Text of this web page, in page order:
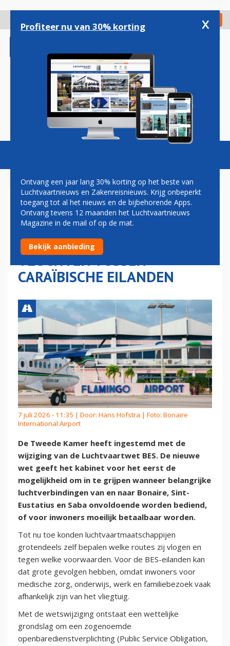
gaan
Check in
Magazine Podcasts Vacatures
TWEEDE KAMER GEEFT
GROEN LICHT VOOR
INGRIJPEN BIJ DURE
VLUCHTEN TUSSEN
CARAÏBISCHE EILANDEN
7 juli 2026 - 11:35 | Door: Hans Hofstra | Foto: Bonaire
International Airport
De Tweede Kamer heeft ingestemd met de
wijziging van de Luchtvaartwet BES. De nieuwe
wet geeft het kabinet voor het eerst de
mogelijkheid om in te grijpen wanneer belangrijke
luchtverbindingen van en naar Bonaire, Sint-
Eustatius en Saba onvoldoende worden bediend,
of voor inwoners moeilijk betaalbaar worden.
Tot nu toe konden luchtvaartmaatschappijen
grotendeels zelf bepalen welke routes zij vlogen en
tegen welke voorwaarden. Voor de BES-eilanden kan
dat grote gevolgen hebben, omdat inwoners voor
medische zorg, onderwijs, werk en familiebezoek vaak
afhankelijk zijn van het vliegtuig.
Met de wetswijziging ontstaat een wettelijke
grondslag om een zogenoemde
openbaredienstverplichting (Public Service Obligation,
Profiteer nu van 30% korting x
Ontvang een jaar lang 30% korting op het beste van
Luchtvaartnieuws en Zakenreisnieuws. Krijg onbeperkt
toegang tot al het nieuws en de bijbehorende Apps.
Ontvang tevens 12 maanden het Luchtvaartnieuws
Magazine in de mail of op de mat.
Bekijk aanbieding